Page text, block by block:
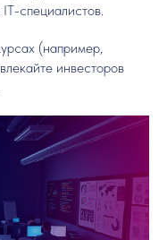
специалистов.
(например,
инвесторов